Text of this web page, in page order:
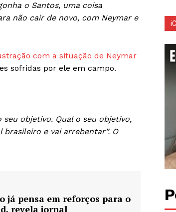
M5PORTS
Contato
Política de Privacidade e Cookies
o Santos, uma coisa
não cair de novo, com Neymar e
com a situação de Neymar
sofridas por ele em campo.
objetivo. Qual o seu objetivo,
e vai arrebentar”. O
já pensa em reforços para o
revela jornal